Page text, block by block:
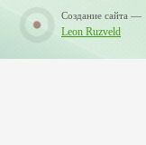
Создание сайта —
Leon Ruzveld